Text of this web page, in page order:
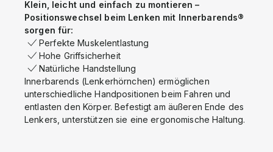
Klein, leicht und einfach zu montieren –
Positionswechsel beim Lenken mit Innerbarends®
sorgen für:
Perfekte Muskelentlastung
Hohe Griffsicherheit
Natürliche Handstellung
Innerbarends (Lenkerhörnchen) ermöglichen
unterschiedliche Handpositionen beim Fahren und
entlasten den Körper. Befestigt am äußeren Ende des
Lenkers, unterstützen sie eine ergonomische Haltung.